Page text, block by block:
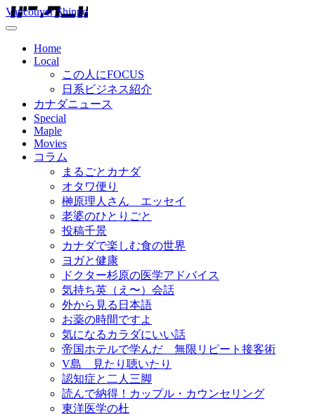
Vancouver Shinpo
Home
Local
この人にFOCUS
日系ビジネス紹介
カナダニュース
Special
Maple
Movies
コラム
まるごとカナダ
オタワ便り
榊原理人さん エッセイ
老婆のひとりごと
投稿千景
カナダで楽しむ食の世界
ヨガと健康
ドクター杉原の医学アドバイス
気持ち英（え〜）会話
外から見る日本語
お薬の時間ですよ
気になるカラダにいい話
帝国ホテルで学んだ 無限リピート接客術
V島 見たり聴いたり
認知症と二人三脚
読んで納得！カップル・カウンセリング
東洋医学の杜